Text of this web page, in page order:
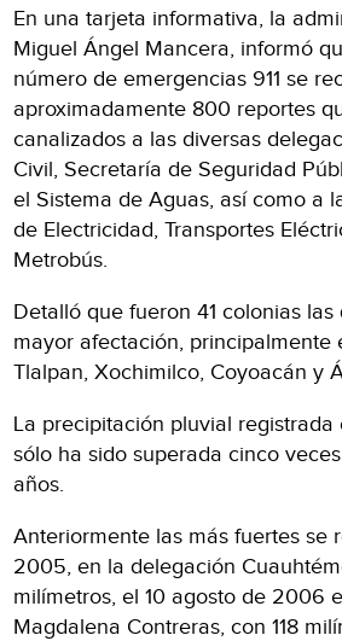
En una tarjeta informativa, la
Miguel Ángel Mancera, informó
número de emergencias 911 se
aproximadamente 800 reportes
canalizados a las diversas
Civil, Secretaría de Seguridad
el Sistema de Aguas, así como a
de Electricidad, Transportes
Metrobús.
Detalló que fueron 41 colonias
mayor afectación, principalmente
Tlalpan, Xochimilco, Coyoacán y
La precipitación pluvial registrada
sólo ha sido superada cinco
años.
Anteriormente las más fuertes se
2005, en la delegación
milímetros, el 10 agosto de 2006
Magdalena Contreras, con 118